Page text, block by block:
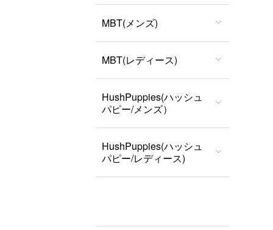
MBT(メンズ)
MBT(レディース)
HushPuppies(ハッシュ
パピー/メンズ）
HushPuppies(ハッシュ
パピー/レディース)